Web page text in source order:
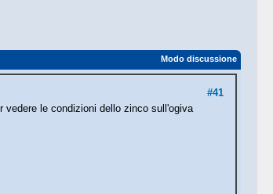
Modo discussione
#41
vedere le condizioni dello zinco sull'ogiva